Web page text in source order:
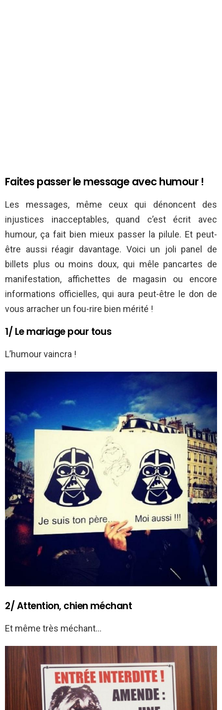
Faites passer le message avec humour !
Les messages, même ceux qui dénoncent des
injustices inacceptables, quand c’est écrit avec
humour, ça fait bien mieux passer la pilule. Et peut-
être aussi réagir davantage. Voici un joli panel de
billets plus ou moins doux, qui mêle pancartes de
manifestation, affichettes de magasin ou encore
informations officielles, qui aura peut-être le don de
vous arracher un fou-rire bien mérité !
1/ Le mariage pour tous
L’humour vaincra !
2/ Attention, chien méchant
Et même très méchant…